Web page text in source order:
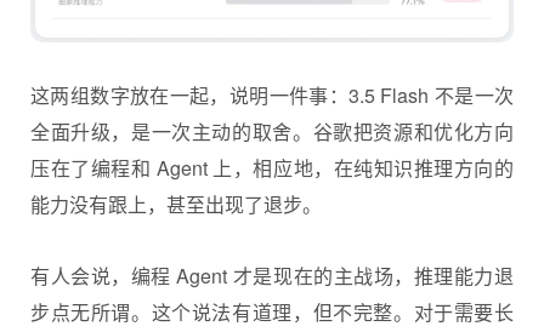
这两组数字放在一起，说明一件事：3.5 Flash 不是一次
全面升级，是一次主动的取舍。谷歌把资源和优化方向
压在了编程和 Agent 上，相应地，在纯知识推理方向的
能力没有跟上，甚至出现了退步。
有人会说，编程 Agent 才是现在的主战场，推理能力退
步点无所谓。这个说法有道理，但不完整。对于需要长